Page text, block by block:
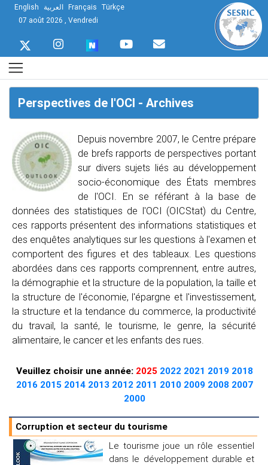
English العربية Français Türkçe
07 août 2026 , Vendredi
Perspectives de l'OCI - Archives
Depuis novembre 2007, le Centre prépare
de brefs rapports de perspectives portant
sur divers sujets liés au développement
socio-économique des États membres
de l'OCI. En se référant à la base de
données des statistiques de l'OCI (OICStat) du Centre,
ces rapports présentent des informations statistiques et
des enquêtes analytiques sur les questions à l'examen et
comportent des figures et des tableaux. Les questions
abordées dans ces rapports comprennent, entre autres,
la démographie et la structure de la population, la taille et
la structure de l'économie, l'épargne et l'investissement,
la structure et la tendance du commerce, la productivité
du travail, la santé, le tourisme, le genre, la sécurité
alimentaire, le cancer et les enfants des rues.
Veuillez choisir une année: 2025 2022 2021 2019 2018
2016 2015 2014 2013 2012 2011 2010 2009 2008 2007
2000
Corruption et secteur du tourisme
Le tourisme joue un rôle essentiel
dans le développement durable et